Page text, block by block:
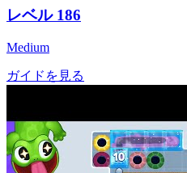
レベル 186
Medium
ガイドを見る